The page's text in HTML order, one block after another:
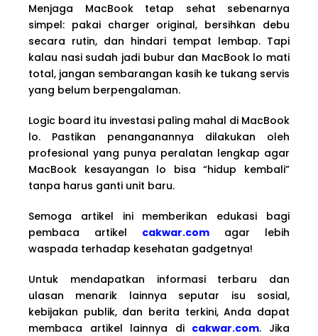
Menjaga MacBook tetap sehat sebenarnya
simpel: pakai charger original, bersihkan debu
secara rutin, dan hindari tempat lembap. Tapi
kalau nasi sudah jadi bubur dan MacBook lo mati
total, jangan sembarangan kasih ke tukang servis
yang belum berpengalaman.
Logic board itu investasi paling mahal di MacBook
lo. Pastikan penanganannya dilakukan oleh
profesional yang punya peralatan lengkap agar
MacBook kesayangan lo bisa “hidup kembali”
tanpa harus ganti unit baru.
Semoga artikel ini memberikan edukasi bagi
pembaca artikel cakwar.com agar lebih
waspada terhadap kesehatan gadgetnya!
Untuk mendapatkan informasi terbaru dan
ulasan menarik lainnya seputar isu sosial,
kebijakan publik, dan berita terkini, Anda dapat
membaca artikel lainnya di cakwar.com. Jika